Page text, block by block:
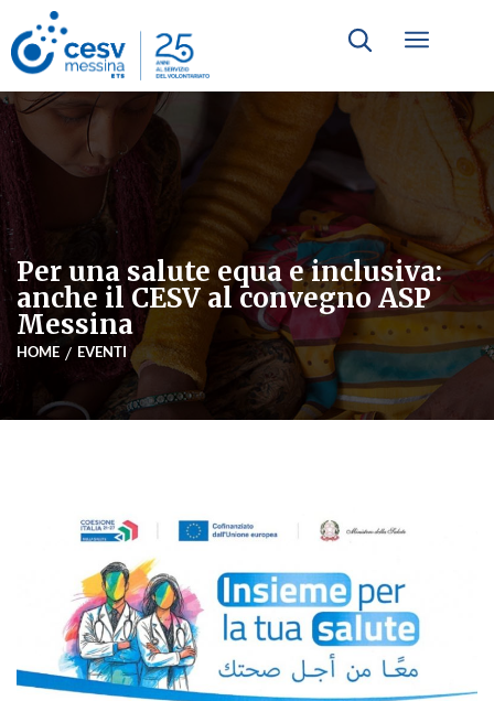
Per una salute equa e inclusiva:
anche il CESV al convegno ASP
Messina
HOME EVENTI